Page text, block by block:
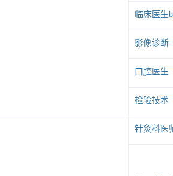
临床医生b
影像诊断
口腔医生
检验技术
针灸科医